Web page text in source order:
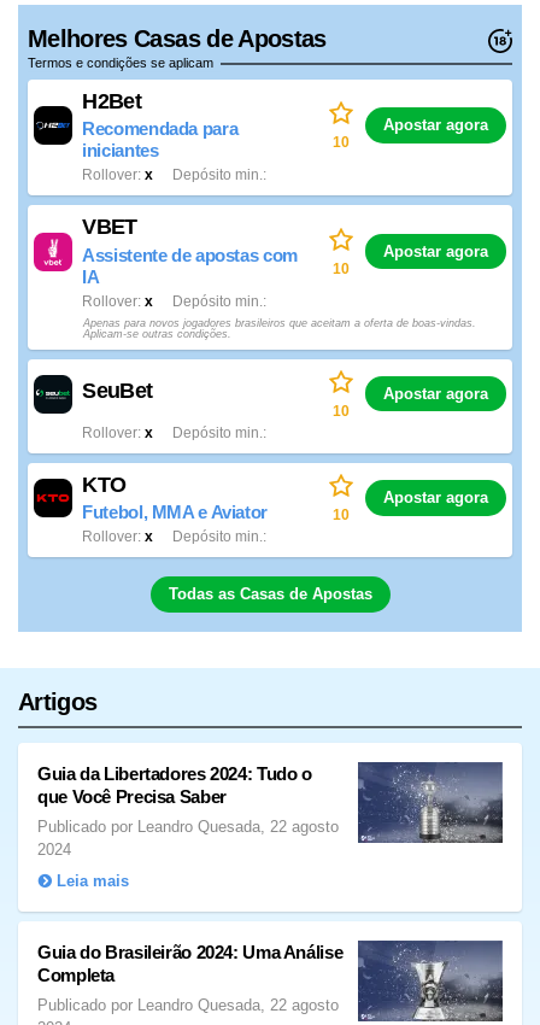
Melhores Casas de Apostas
Termos e condições se aplicam
H2Bet
Recomendada para
iniciantes
x
Rollover Depósito min.
10
Apostar agora
VBET
Assistente de apostas com
IA
x
Rollover Depósito min.
10
Apostar agora
Apenas para novos jogadores brasileiros que aceitam a oferta de boas-vindas.
Aplicam-se outras condições.
SeuBet
x
Rollover Depósito min.
10
Apostar agora
KTO
Futebol, MMA e Aviator
x
Rollover Depósito min.
10
Apostar agora
Todas as Casas de Apostas
Artigos
Guia da Libertadores 2024: Tudo o
que Você Precisa Saber
Publicado por Leandro Quesada, 22 agosto
2024
Leia mais
Guia do Brasileirão 2024: Uma Análise
Completa
Publicado por Leandro Quesada, 22 agosto